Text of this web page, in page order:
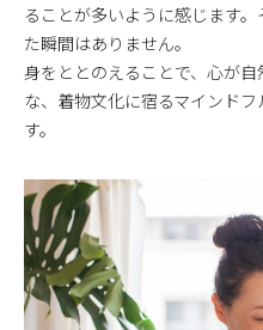
ることが多いように感じます
た瞬間はありません。
身をととのえることで、心が
な、着物文化に宿るマインド
す。